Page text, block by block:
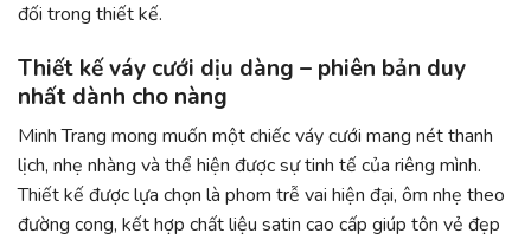
đối trong thiết kế.
Thiết kế váy cưới dịu dàng – phiên bản duy
nhất dành cho nàng
Minh Trang mong muốn một chiếc váy cưới mang nét thanh
lịch, nhẹ nhàng và thể hiện được sự tinh tế của riêng mình.
Thiết kế được lựa chọn là phom trễ vai hiện đại, ôm nhẹ theo
đường cong, kết hợp chất liệu satin cao cấp giúp tôn vẻ đẹp